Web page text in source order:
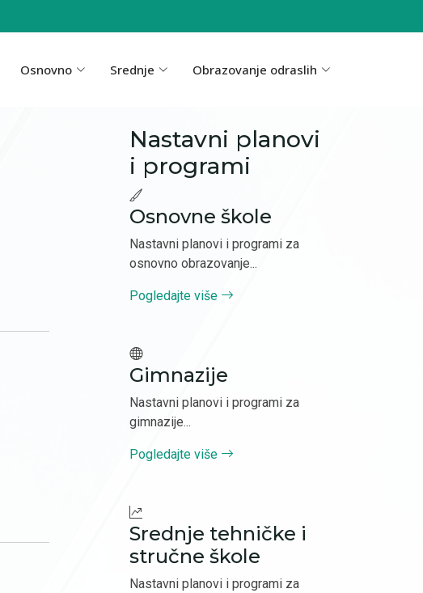
Osnovno Srednje Obrazovanje odraslih
Nastavni planovi
i programi
Osnovne škole
Nastavni planovi i programi za
osnovno obrazovanje...
Pogledajte više
Gimnazije
Nastavni planovi i programi za
gimnazije...
Pogledajte više
Srednje tehničke i
stručne škole
Nastavni planovi i programi za